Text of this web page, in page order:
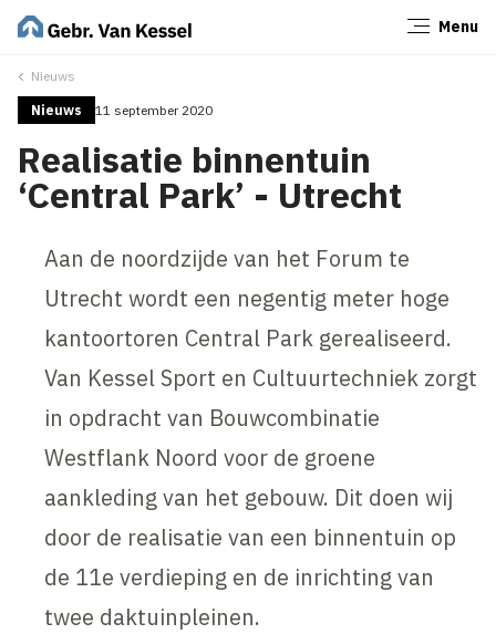
Menu
Nieuws
Nieuws 11 september 2020
Realisatie binnentuin
‘Central Park’ - Utrecht
Aan de noordzijde van het Forum te
Utrecht wordt een negentig meter hoge
kantoortoren Central Park gerealiseerd.
Van Kessel Sport en Cultuurtechniek zorgt
in opdracht van Bouwcombinatie
Westflank Noord voor de groene
aankleding van het gebouw. Dit doen wij
door de realisatie van een binnentuin op
de 11e verdieping en de inrichting van
twee daktuinpleinen.
Sluiten